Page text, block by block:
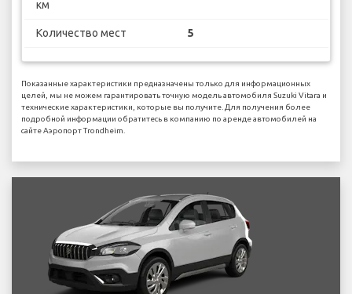
км
Количество мест 5
Показанные характеристики предназначены только для информационных
целей, мы не можем гарантировать точную модель автомобиля Suzuki Vitara и
технические характеристики, которые вы получите. Для получения более
подробной информации обратитесь в компанию по аренде автомобилей на
сайте Аэропорт Trondheim.